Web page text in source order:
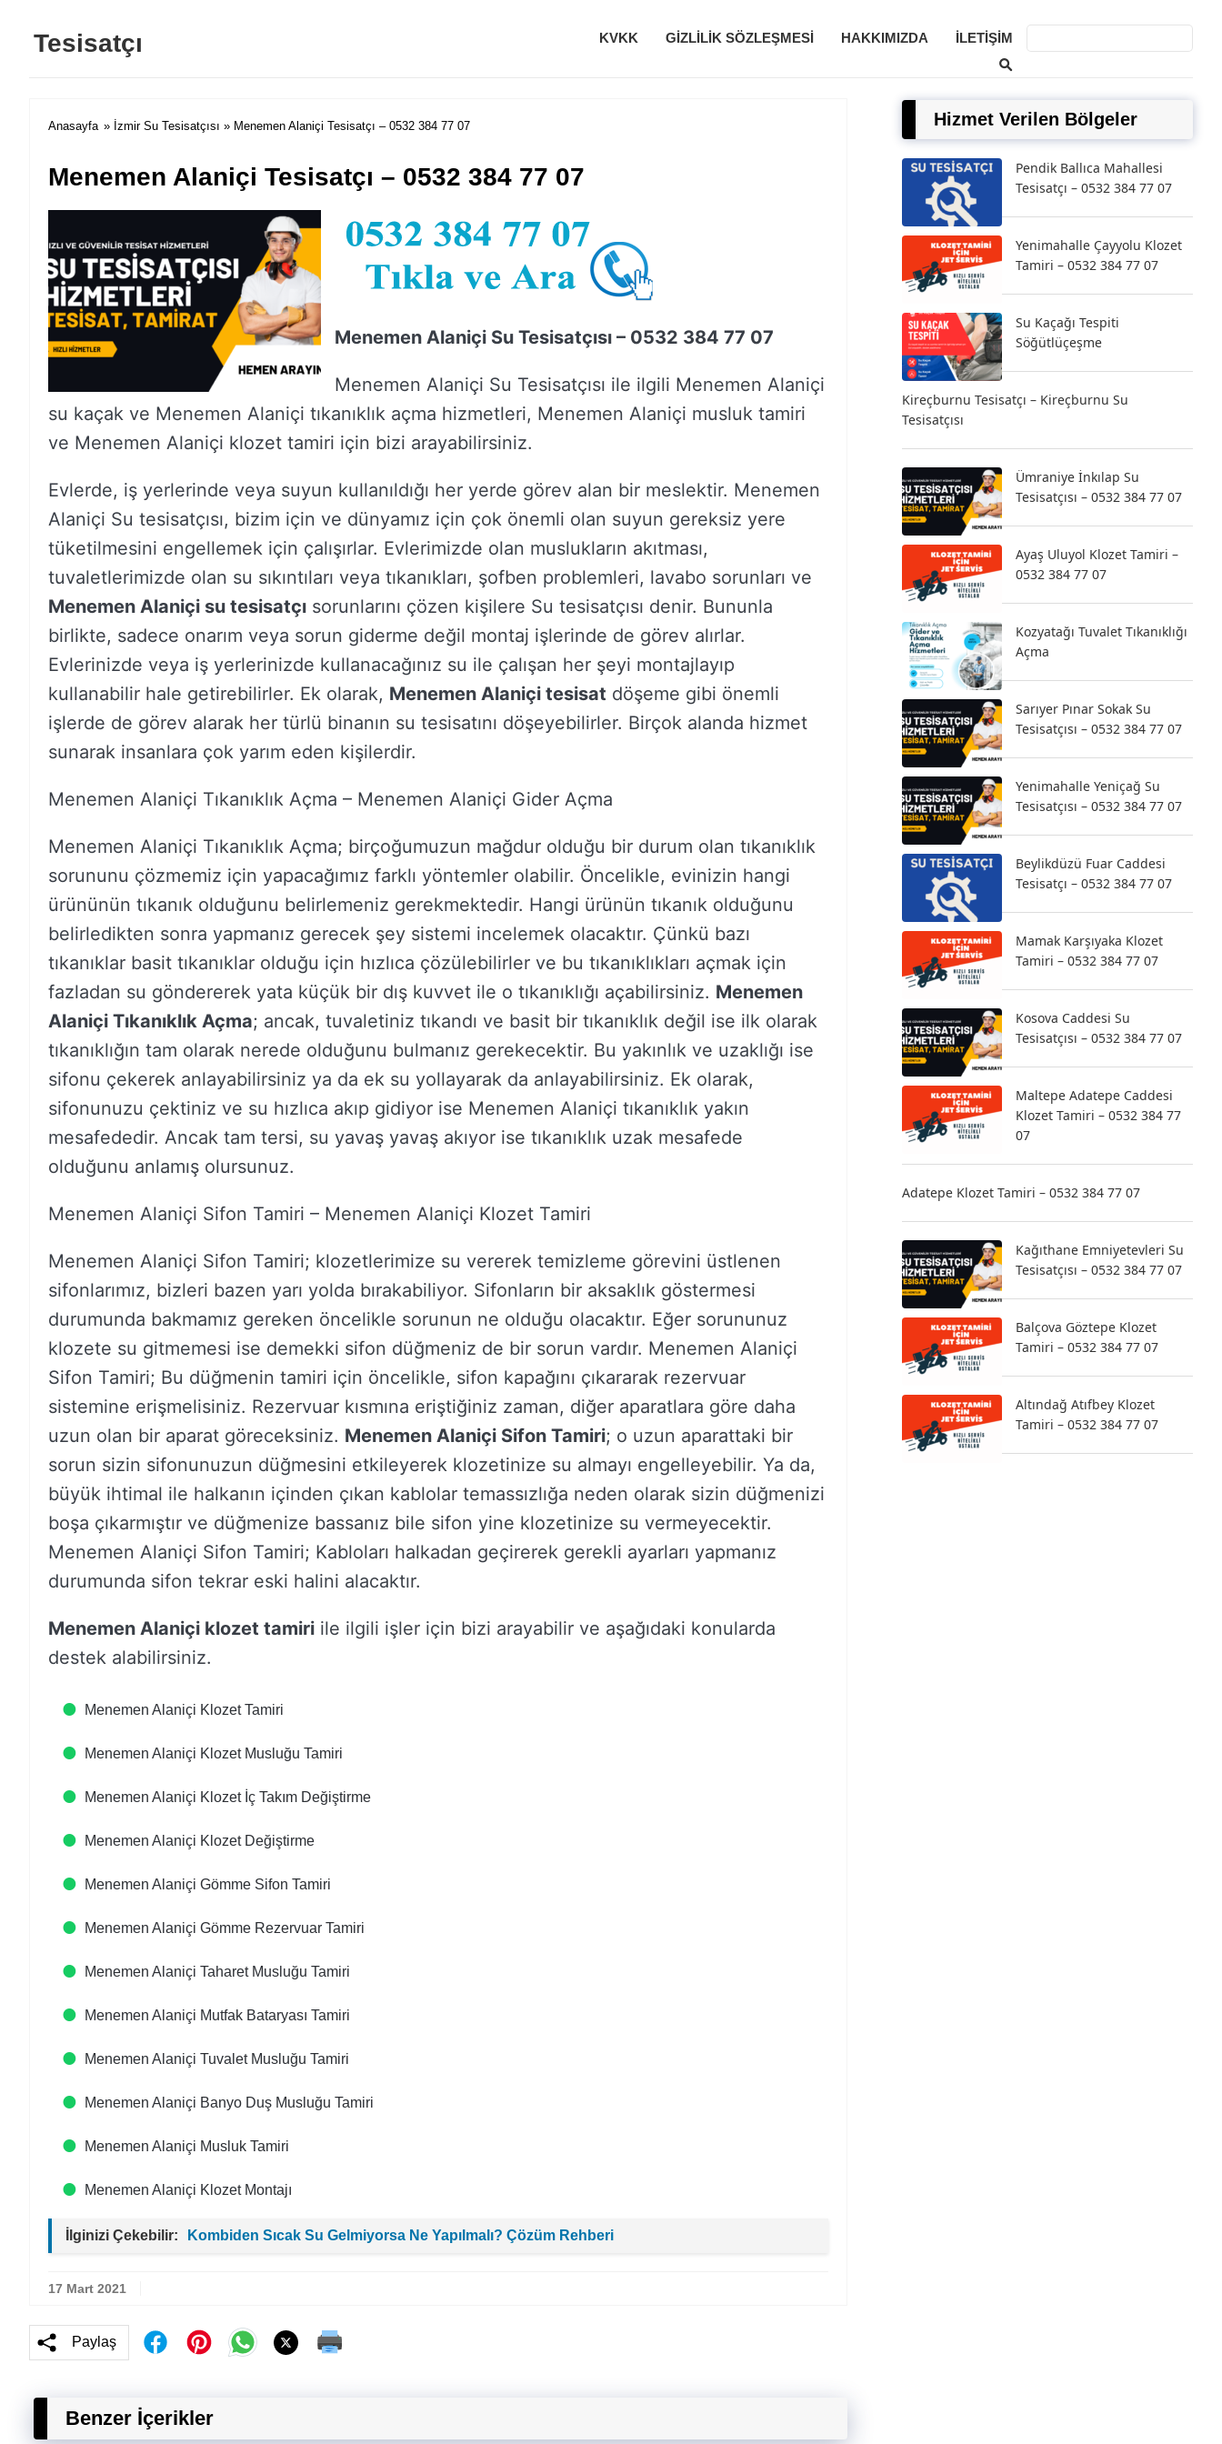
Tesisatçı KVKK GIZLILIK SÖZLEŞMESI HAKKIMIZDA İLETIŞIM
Anasayfa » İzmir Su Tesisatçısı » Menemen Alaniçi Tesisatçı – 0532 384 77 07
Menemen Alaniçi Tesisatçı – 0532 384 77 07
Menemen Alaniçi Su Tesisatçısı – 0532 384 77 07
Menemen Alaniçi Su Tesisatçısı ile ilgili Menemen Alaniçi
su kaçak ve Menemen Alaniçi tıkanıklık açma hizmetleri, Menemen Alaniçi musluk tamiri
ve Menemen Alaniçi klozet tamiri için bizi arayabilirsiniz.
Evlerde, iş yerlerinde veya suyun kullanıldığı her yerde görev alan bir meslektir. Menemen
Alaniçi Su tesisatçısı, bizim için ve dünyamız için çok önemli olan suyun gereksiz yere
tüketilmesini engellemek için çalışırlar. Evlerimizde olan muslukların akıtması,
tuvaletlerimizde olan su sıkıntıları veya tıkanıkları, şofben problemleri, lavabo sorunları ve
Menemen Alaniçi su tesisatçı sorunlarını çözen kişilere Su tesisatçısı denir. Bununla
birlikte, sadece onarım veya sorun giderme değil montaj işlerinde de görev alırlar.
Evlerinizde veya iş yerlerinizde kullanacağınız su ile çalışan her şeyi montajlayıp
kullanabilir hale getirebilirler. Ek olarak, Menemen Alaniçi tesisat döşeme gibi önemli
işlerde de görev alarak her türlü binanın su tesisatını döşeyebilirler. Birçok alanda hizmet
sunarak insanlara çok yarım eden kişilerdir.
Menemen Alaniçi Tıkanıklık Açma – Menemen Alaniçi Gider Açma
Menemen Alaniçi Tıkanıklık Açma; birçoğumuzun mağdur olduğu bir durum olan tıkanıklık
sorununu çözmemiz için yapacağımız farklı yöntemler olabilir. Öncelikle, evinizin hangi
ürününün tıkanık olduğunu belirlemeniz gerekmektedir. Hangi ürünün tıkanık olduğunu
belirledikten sonra yapmanız gerecek şey sistemi incelemek olacaktır. Çünkü bazı
tıkanıklar basit tıkanıklar olduğu için hızlıca çözülebilirler ve bu tıkanıklıkları açmak için
fazladan su göndererek yata küçük bir dış kuvvet ile o tıkanıklığı açabilirsiniz. Menemen
Alaniçi Tıkanıklık Açma; ancak, tuvaletiniz tıkandı ve basit bir tıkanıklık değil ise ilk olarak
tıkanıklığın tam olarak nerede olduğunu bulmanız gerekecektir. Bu yakınlık ve uzaklığı ise
sifonu çekerek anlayabilirsiniz ya da ek su yollayarak da anlayabilirsiniz. Ek olarak,
sifonunuzu çektiniz ve su hızlıca akıp gidiyor ise Menemen Alaniçi tıkanıklık yakın
mesafededir. Ancak tam tersi, su yavaş yavaş akıyor ise tıkanıklık uzak mesafede
olduğunu anlamış olursunuz.
Menemen Alaniçi Sifon Tamiri – Menemen Alaniçi Klozet Tamiri
Menemen Alaniçi Sifon Tamiri; klozetlerimize su vererek temizleme görevini üstlenen
sifonlarımız, bizleri bazen yarı yolda bırakabiliyor. Sifonların bir aksaklık göstermesi
durumunda bakmamız gereken öncelikle sorunun ne olduğu olacaktır. Eğer sorununuz
klozete su gitmemesi ise demekki sifon düğmeniz de bir sorun vardır. Menemen Alaniçi
Sifon Tamiri; Bu düğmenin tamiri için öncelikle, sifon kapağını çıkararak rezervuar
sistemine erişmelisiniz. Rezervuar kısmına eriştiğiniz zaman, diğer aparatlara göre daha
uzun olan bir aparat göreceksiniz. Menemen Alaniçi Sifon Tamiri; o uzun aparattaki bir
sorun sizin sifonunuzun düğmesini etkileyerek klozetinize su almayı engelleyebilir. Ya da,
büyük ihtimal ile halkanın içinden çıkan kablolar temassızlığa neden olarak sizin düğmenizi
boşa çıkarmıştır ve düğmenize bassanız bile sifon yine klozetinize su vermeyecektir.
Menemen Alaniçi Sifon Tamiri; Kabloları halkadan geçirerek gerekli ayarları yapmanız
durumunda sifon tekrar eski halini alacaktır.
Menemen Alaniçi klozet tamiri ile ilgili işler için bizi arayabilir ve aşağıdaki konularda
destek alabilirsiniz.
Menemen Alaniçi Klozet Tamiri
Menemen Alaniçi Klozet Musluğu Tamiri
Menemen Alaniçi Klozet İç Takım Değiştirme
Menemen Alaniçi Klozet Değiştirme
Menemen Alaniçi Gömme Sifon Tamiri
Menemen Alaniçi Gömme Rezervuar Tamiri
Menemen Alaniçi Taharet Musluğu Tamiri
Menemen Alaniçi Mutfak Bataryası Tamiri
Menemen Alaniçi Tuvalet Musluğu Tamiri
Menemen Alaniçi Banyo Duş Musluğu Tamiri
Menemen Alaniçi Musluk Tamiri
Menemen Alaniçi Klozet Montajı
İlginizi Çekebilir: Kombiden Sıcak Su Gelmiyorsa Ne Yapılmalı? Çözüm Rehberi
17 Mart 2021
Paylaş
Benzer İçerikler
Hizmet Verilen Bölgeler
Pendik Ballıca Mahallesi
Tesisatçı – 0532 384 77 07
Yenimahalle Çayyolu Klozet
Tamiri – 0532 384 77 07
Su Kaçağı Tespiti
Söğütlüçeşme
Kireçburnu Tesisatçı – Kireçburnu Su
Tesisatçısı
Ümraniye İnkılap Su
Tesisatçısı – 0532 384 77 07
Ayaş Uluyol Klozet Tamiri –
0532 384 77 07
Kozyatağı Tuvalet Tıkanıklığı
Açma
Sarıyer Pınar Sokak Su
Tesisatçısı – 0532 384 77 07
Yenimahalle Yeniçağ Su
Tesisatçısı – 0532 384 77 07
Beylikdüzü Fuar Caddesi
Tesisatçı – 0532 384 77 07
Mamak Karşıyaka Klozet
Tamiri – 0532 384 77 07
Kosova Caddesi Su
Tesisatçısı – 0532 384 77 07
Maltepe Adatepe Caddesi
Klozet Tamiri – 0532 384 77
07
Adatepe Klozet Tamiri – 0532 384 77 07
Kağıthane Emniyetevleri Su
Tesisatçısı – 0532 384 77 07
Balçova Göztepe Klozet
Tamiri – 0532 384 77 07
Altındağ Atıfbey Klozet
Tamiri – 0532 384 77 07